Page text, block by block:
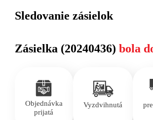
Sledovanie zásielok
Zásielka (20240436) bola
Objednávka
prijatá
Vyzdvihnutá